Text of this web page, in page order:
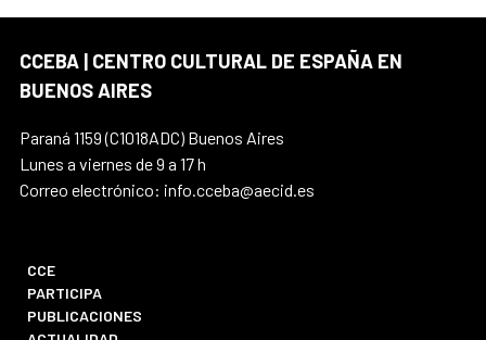
CCEBA | CENTRO CULTURAL DE ESPAÑA EN
BUENOS AIRES
Paraná 1159 (C1018ADC) Buenos Aires
Lunes a viernes de 9 a 17 h
Correo electrónico: info.cceba@aecid.es
CCE
PARTICIPA
PUBLICACIONES